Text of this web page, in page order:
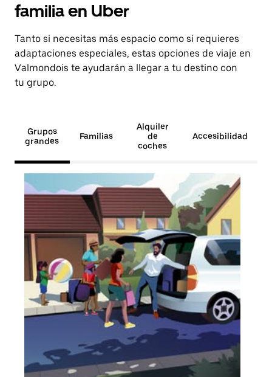
familia en Uber
Tanto si necesitas más espacio como si requieres
adaptaciones especiales, estas opciones de viaje en
Valmondois te ayudarán a llegar a tu destino con
tu grupo.
Grupos
grandes
Familias
Alquiler
de
coches
Accesibilidad